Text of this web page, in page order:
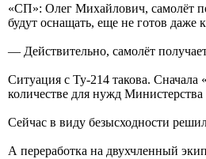
«СП»: Олег Михайлович, самолёт
будут оснащать, еще не готов
— Действительно, самолёт
Ситуация с Ту-214 такова.
количестве для нужд
Сейчас в виду безысходности
А переработка на двухчленный